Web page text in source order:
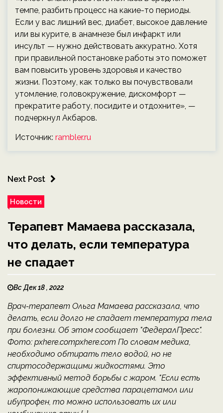
темпе, разбить процесс на какие-то периоды.
Если у вас лишний вес, диабет, высокое давление
или вы курите, в анамнезе был инфаркт или
инсульт — нужно действовать аккуратно. Хотя
при правильной постановке работы это поможет
вам повысить уровень здоровья и качество
жизни. Поэтому, как только вы почувствовали
утомление, головокружение, дискомфорт —
прекратите работу, посидите и отдохните», —
подчеркнул Акбаров.
Источник: rambler.ru
Next Post
Новости
Терапевт Мамаева рассказала,
что делать, если температура
не спадает
Вс Дек 18 , 2022
Врач-терапевт Ольга Мамаева рассказала, что
делать, если долго не спадает температура тела
при болезни. Об этом сообщает "ФедералПресс".
Фото: pxhere.compxhere.com По словам медика,
необходимо обтирать тело водой, но не
спиртосодержащими жидкостями. Это
эффективный метод борьбы с жаром. "Если есть
жаропонижающие средства парацетамол или
ибупрофен, то можно использовать их или